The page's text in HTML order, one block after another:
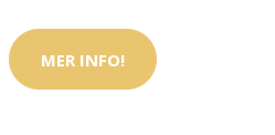
MER INFO!